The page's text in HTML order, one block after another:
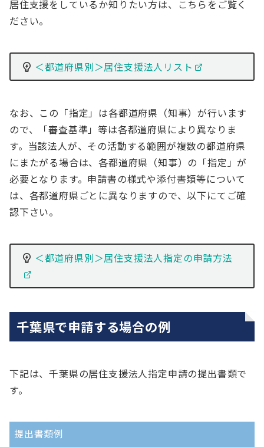
居住支援をしているか知りたい方は、こちらをご覧く
ださい。
＜都道府県別＞居住支援法人リスト
なお、この「指定」は各都道府県（知事）が行います
ので、「審査基準」等は各都道府県により異なりま
す。当該法人が、その活動する範囲が複数の都道府県
にまたがる場合は、各都道府県（知事）の「指定」が
必要となります。申請書の様式や添付書類等について
は、各都道府県ごとに異なりますので、以下にてご確
認下さい。
＜都道府県別＞居住支援法人指定の申請方法
千葉県で申請する場合の例
下記は、千葉県の居住支援法人指定申請の提出書類で
す。
提出書類例